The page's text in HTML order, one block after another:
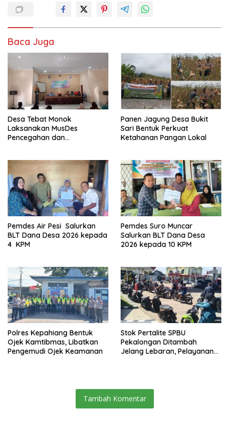
Baca Juga
Desa Tebat Monok
Laksanakan MusDes
Pencegahan dan
Panen Jagung Desa Bukit
Sari Bentuk Perkuat
Ketahanan Pangan Lokal
Pemdes Air Pesi Salurkan
BLT Dana Desa 2026 kepada
4 KPM
Pemdes Suro Muncar
Salurkan BLT Dana Desa
2026 kepada 10 KPM
Polres Kepahiang Bentuk
Ojek Kamtibmas, Libatkan
Pengemudi Ojek Keamanan
Stok Pertalite SPBU
Pekalongan Ditambah
Jelang Lebaran, Pelayanan
Tambah Komentar